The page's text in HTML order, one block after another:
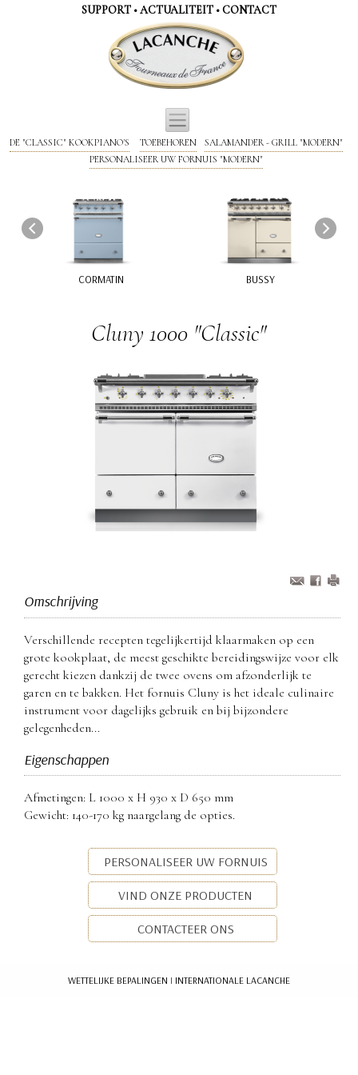
SUPPORT •ACTUALITEIT •CONTACT
DE "CLASSIC" KOOKPIANO'S TOEBEHOREN
SALAMANDER - GRILL "MODERN"
PERSONALISEER UW FORNUIS "MODERN"
CORMATIN BUSSY
Cluny 1000 "Classic"
Omschrijving
Verschillende recepten tegelijkertijd klaarmaken op een
grote kookplaat, de meest geschikte bereidingswijze voor elk
gerecht kiezen dankzij de twee ovens om afzonderlijk te
garen en te bakken. Het fornuis Cluny is het ideale culinaire
instrument voor dagelijks gebruik en bij bijzondere
gelegenheden...
Eigenschappen
Afmetingen: L 1000 x H 930 x D 650 mm
Gewicht: 140-170 kg naargelang de opties.
PERSONALISEER UW FORNUIS
VIND ONZE PRODUCTEN
CONTACTEER ONS
WETTELIJKE BEPALINGEN I INTERNATIONALE LACANCHE
Cookies beheer paneel